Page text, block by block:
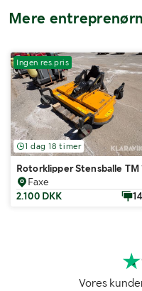
Mere
Ingen res.pris
1 dag 18 timer
Rotorklipper Stensballe TM
Faxe
2.100 DKK
14
Vores